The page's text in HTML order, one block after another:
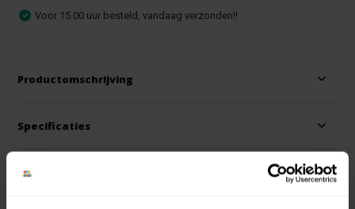
Voor 15.00 uur besteld, vandaag verzonden!!
Productomschrijving
Specificaties
Reviews